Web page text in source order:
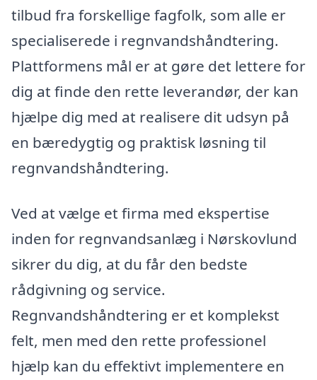
tilbud fra forskellige fagfolk, som alle er
specialiserede i regnvandshåndtering.
Plattformens mål er at gøre det lettere for
dig at finde den rette leverandør, der kan
hjælpe dig med at realisere dit udsyn på
en bæredygtig og praktisk løsning til
regnvandshåndtering.
Ved at vælge et firma med ekspertise
inden for regnvandsanlæg i Nørskovlund
sikrer du dig, at du får den bedste
rådgivning og service.
Regnvandshåndtering er et komplekst
felt, men med den rette professionel
hjælp kan du effektivt implementere en